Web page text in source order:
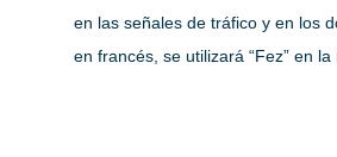
en las señales de tráfico y en los
en francés, se utilizará “Fez” en la